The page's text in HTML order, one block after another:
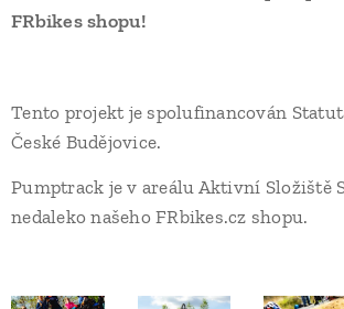
FRbikes shopu!
Tento projekt je spolufinancován
České Budějovice.
Pumptrack je v areálu Aktivní Složiště
nedaleko našeho FRbikes.cz shopu.